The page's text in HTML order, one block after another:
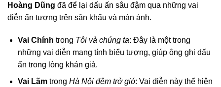
Hoàng Dũng đã để lại dấu ấn sâu đậm qua những vai
diễn ấn tượng trên sân khấu và màn ảnh.
Vai Chính trong Tôi và chúng ta: Đây là một trong
những vai diễn mang tính biểu tượng, giúp ông ghi dấu
ấn trong lòng khán giả.
Vai Lãmtrong Hà Nội đêm trở gió: Vai diễn này thể hiện